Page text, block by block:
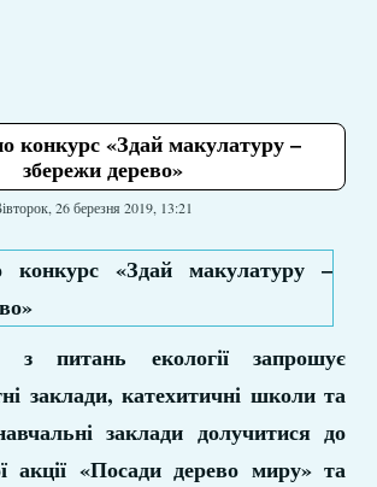
конкурс «Здай макулатуру –
збережи дерево»
26 березня 2019, 13:21
питань екології запрошує
заклади, катехитичні школи та
заклади долучитися до
акції «Посади дерево миру» та